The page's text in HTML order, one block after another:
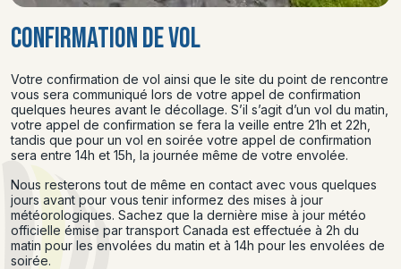
CONFIRMATION DE VOL
Votre confirmation de vol ainsi que le site du point de rencontre
vous sera communiqué lors de votre appel de confirmation
quelques heures avant le décollage. S’il s’agit d’un vol du matin,
votre appel de confirmation se fera la veille entre 21h et 22h,
tandis que pour un vol en soirée votre appel de confirmation
sera entre 14h et 15h, la journée même de votre envolée.
Nous resterons tout de même en contact avec vous quelques
jours avant pour vous tenir informez des mises à jour
météorologiques. Sachez que la dernière mise à jour météo
officielle émise par transport Canada est effectuée à 2h du
matin pour les envolées du matin et à 14h pour les envolées de
soirée.